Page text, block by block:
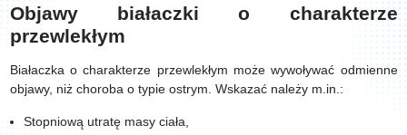
Objawy białaczki o charakterze
przewlekłym
Białaczka o charakterze przewlekłym może wywoływać odmienne
objawy, niż choroba o typie ostrym. Wskazać należy m.in.:
Stopniową utratę masy ciała,